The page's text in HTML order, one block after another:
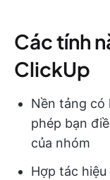
Các tính
ClickUp
Nền tảng có
phép bạn
của nhóm
Hợp tác